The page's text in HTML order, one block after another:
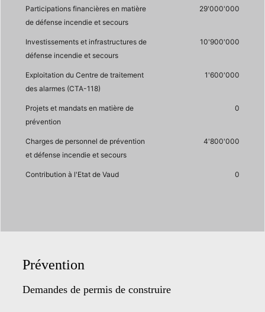
Participations financières en matière
de défense incendie et secours
29'000'000
Investissements et infrastructures de
défense incendie et secours
10'900'000
Exploitation du Centre de traitement
des alarmes (CTA-118)
1'600'000
Projets et mandats en matière de
prévention
0
Charges de personnel de prévention
et défense incendie et secours
4'800'000
Contribution à l'Etat de Vaud 0
Prévention
Demandes de permis de construire